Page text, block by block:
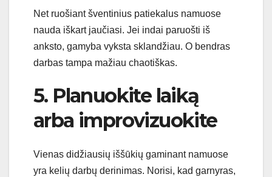
Net ruošiant šventinius patiekalus namuose
nauda iškart jaučiasi. Jei indai paruošti iš
anksto, gamyba vyksta sklandžiau. O bendras
darbas tampa mažiau chaotiškas.
5. Planuokite laiką
arba improvizuokite
Vienas didžiausių iššūkių gaminant namuose
yra kelių darbų derinimas. Norisi, kad garnyras,